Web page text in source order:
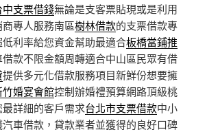
中支票借錢無論是支客票貼現或是利用
專人服務南區樹林借款的支票借款專
利率給您資金幫助最適合板橋當鋪推
款不限金額周轉適合中山區民眾有借
提供多元化借款服務項目新鮮份想要擁
竹婚宴會館控制辦婚禮預算網路頂級桃
詳細的客戶需求台北市支票借款中小
車借款，貸款業者並獲得的良好口碑